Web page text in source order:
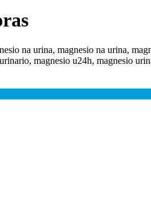
na urina, magnesio na urina,
magnesio u24h, magnesio